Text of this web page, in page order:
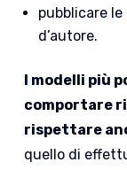
pubblicare
d’autore.
I modelli più
comportare
rispettare
quello di